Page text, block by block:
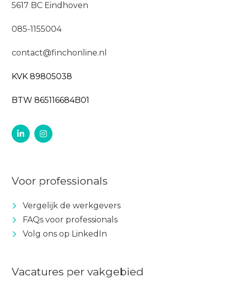
5617 BC Eindhoven
085-1155004
contact@finchonline.nl
KVK 89805038
BTW 865116684B01
Voor professionals
Vergelijk de werkgevers
FAQs voor professionals
Volg ons op LinkedIn
Vacatures per vakgebied